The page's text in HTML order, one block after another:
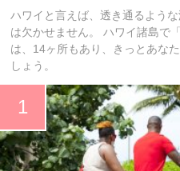
ハワイと言えば、透き通るよう
は欠かせません。 ハワイ諸島で
は、14ヶ所もあり、きっとあな
しょう。